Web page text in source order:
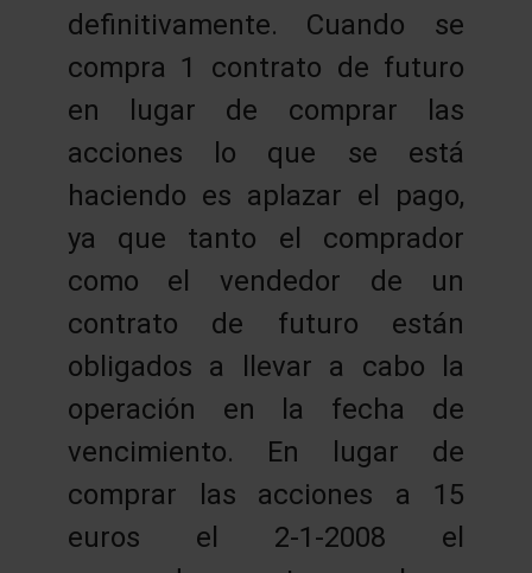
definitivamente. Cuando se
compra 1 contrato de futuro
en lugar de comprar las
acciones lo que se está
haciendo es aplazar el pago,
ya que tanto el comprador
como el vendedor de un
contrato de futuro están
obligados a llevar a cabo la
operación en la fecha de
vencimiento. En lugar de
comprar las acciones a 15
euros el 2-1-2008 el